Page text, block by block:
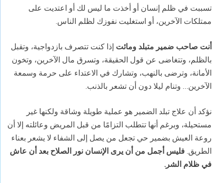
تسببت في ظلم إنسان أو أخذت ما ليس لك أو اعتديت على
ممتلكات الآخرين، أو استغليت نفوزك لظلم الناس.
أنت صاحب ضمير متبلد ومائت إذا كنت تتصرف بازدواجية، وتقبل
بالظلم، وتتغاضى عن قول الحقيقة، وتسرق مال الآخرين، وتخون
الأمانة، وترضى بالنهب، وتشارك في الاعتداء على حرمة وسمعة
الآخرين… وتنام ليلا دون أن تشعر بالذنب.
نؤكد أن علاج تبلد الضمير هو عملية طويلة وشاقة ولكنها غير
مستحيلة، وبرغم أنها تتطلب التزامًا من قبل المريض وعائلته إلا أن
روعة العيش بضمير حي تجعل من يصل إلى الشفاء لا يشعر بعناء
الطريق. فليس أجمل من أن يرى الإنسان نور الصلاح بعد أن عاش
في ظلام الشر.